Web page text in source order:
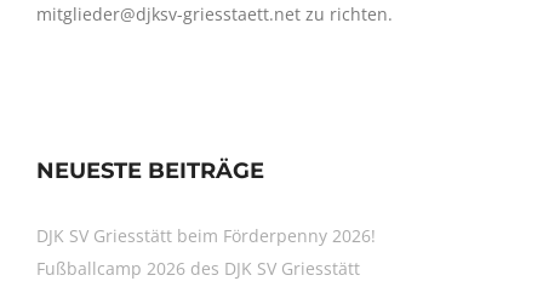
mitglieder@djksv-griesstaett.net zu richten.
NEUESTE BEITRÄGE
DJK SV Griesstätt beim Förderpenny 2026!
Fußballcamp 2026 des DJK SV Griesstätt